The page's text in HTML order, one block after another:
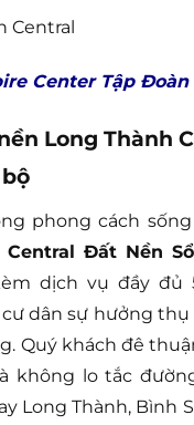
Center Tập
Long Thành
phong cách
Central Đất Nền
dịch vụ đầy đủ
dân sự hưởng
Quý khách đê
không lo tắc
Long Thành, Bình